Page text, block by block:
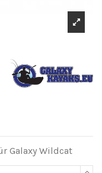
Galaxy Wildcat